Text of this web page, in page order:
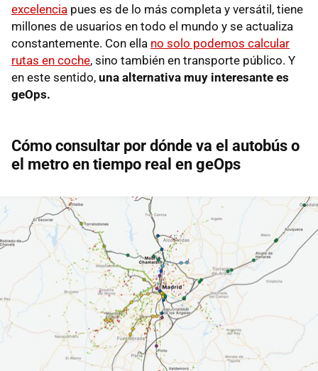
excelencia pues es de lo más completa y versátil, tiene
millones de usuarios en todo el mundo y se actualiza
constantemente. Con ella no solo podemos calcular
rutas en coche, sino también en transporte público. Y
en este sentido, una alternativa muy interesante es
geOps.
Cómo consultar por dónde va el autobús o
el metro en tiempo real en geOps